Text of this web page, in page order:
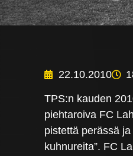
22.10.2010
TPS:n kauden
piehtaroiva FC
pistettä perässä
kuhnureita”. FC